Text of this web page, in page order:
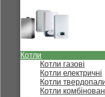
Котли
Котли газові
Котли електричні
Котли
Котли